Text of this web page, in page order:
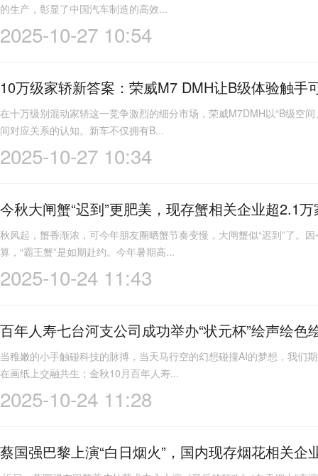
的生产，彰显了中国汽车制造的高效...
2025-10-27 10:54
10万级家轿新答案：荣威M7 DMH让B级体验触手
在十万级别混动家轿这一竞争激烈的细分市场，荣威M7DMH以“B级空
间对应关系的认知。新车不仅拥有B...
2025-10-27 10:34
今秋大闸蟹“迟到”更肥美，现存蟹相关企业超2.1万
秋风起，蟹香渐浓，可今年朋友圈晒蟹节奏变慢，大闸蟹似“迟到”了。
算，“霸王蟹”是如期赴约。今年暑期高...
2025-10-24 11:43
百年人寿七台河支公司成功举办“状元杯”绘声绘色
当稚嫩的小手触碰科技的脉搏，当天马行空的幻想碰撞AI的梦想，我们
在画纸上交融共生；金秋10月百年人寿...
2025-10-24 11:28
蔡国强巴黎上演“白日烟火”，国内现存烟花相关企